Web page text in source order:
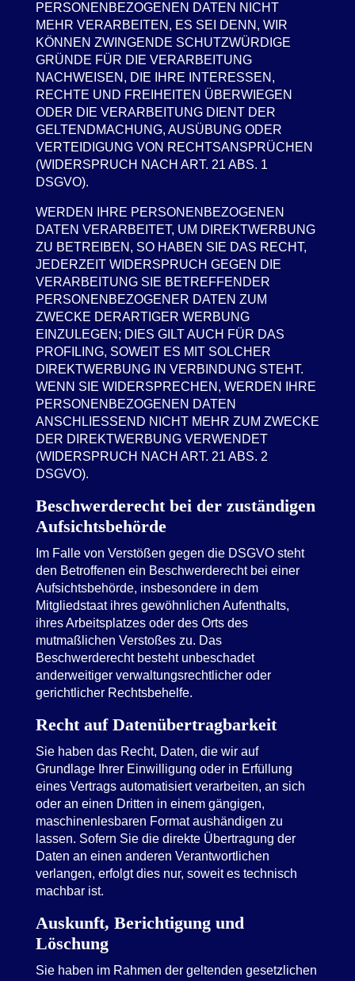
PERSONENBEZOGENEN DATEN NICHT
MEHR VERARBEITEN, ES SEI DENN, WIR
KÖNNEN ZWINGENDE SCHUTZWÜRDIGE
GRÜNDE FÜR DIE VERARBEITUNG
NACHWEISEN, DIE IHRE INTERESSEN,
RECHTE UND FREIHEITEN ÜBERWIEGEN
ODER DIE VERARBEITUNG DIENT DER
GELTENDMACHUNG, AUSÜBUNG ODER
VERTEIDIGUNG VON RECHTSANSPRÜCHEN
(WIDERSPRUCH NACH ART. 21 ABS. 1
DSGVO).
WERDEN IHRE PERSONENBEZOGENEN
DATEN VERARBEITET, UM DIREKTWERBUNG
ZU BETREIBEN, SO HABEN SIE DAS RECHT,
JEDERZEIT WIDERSPRUCH GEGEN DIE
VERARBEITUNG SIE BETREFFENDER
PERSONENBEZOGENER DATEN ZUM
ZWECKE DERARTIGER WERBUNG
EINZULEGEN; DIES GILT AUCH FÜR DAS
PROFILING, SOWEIT ES MIT SOLCHER
DIREKTWERBUNG IN VERBINDUNG STEHT.
WENN SIE WIDERSPRECHEN, WERDEN IHRE
PERSONENBEZOGENEN DATEN
ANSCHLIESSEND NICHT MEHR ZUM ZWECKE
DER DIREKTWERBUNG VERWENDET
(WIDERSPRUCH NACH ART. 21 ABS. 2
DSGVO).
Beschwerde­recht bei der zuständigen
Aufsichts­behörde
Im Falle von Verstößen gegen die DSGVO steht
den Betroffenen ein Beschwerderecht bei einer
Aufsichtsbehörde, insbesondere in dem
Mitgliedstaat ihres gewöhnlichen Aufenthalts,
ihres Arbeitsplatzes oder des Orts des
mutmaßlichen Verstoßes zu. Das
Beschwerderecht besteht unbeschadet
anderweitiger verwaltungsrechtlicher oder
gerichtlicher Rechtsbehelfe.
Recht auf Daten­übertrag­barkeit
Sie haben das Recht, Daten, die wir auf
Grundlage Ihrer Einwilligung oder in Erfüllung
eines Vertrags automatisiert verarbeiten, an sich
oder an einen Dritten in einem gängigen,
maschinenlesbaren Format aushändigen zu
lassen. Sofern Sie die direkte Übertragung der
Daten an einen anderen Verantwortlichen
verlangen, erfolgt dies nur, soweit es technisch
machbar ist.
Auskunft, Berichtigung und
Löschung
Sie haben im Rahmen der geltenden gesetzlichen